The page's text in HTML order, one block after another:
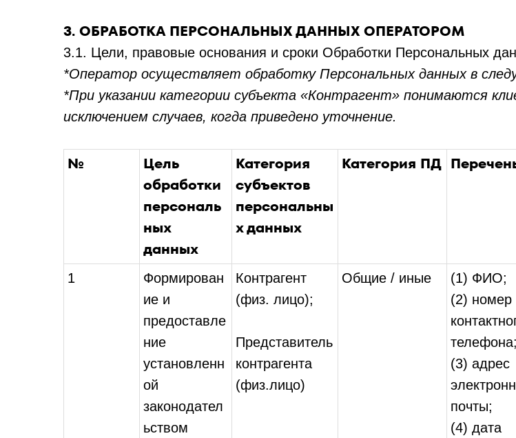
3. ОБРАБОТКА ПЕРСОНАЛЬНЫХ ДАННЫХ ОПЕРАТОРОМ
3.1. Цели, правовые основания и сроки Обработки Персональных
*Оператор осуществляет обработку Персональных данных в
*При указании категории субъекта «Контрагент» понимаются
исключением случаев, когда приведено уточнение.
№
Цель
обработки
персональ
ных
данных
Категория
субъектов
персональны
х данных
Категория ПД
1
Формирован
ие и
предоставле
ние
установленн
ой
законодател
ьством
Контрагент
(физ. лицо);
Представитель
контрагента
(физ.лицо)
Общие / иные
(1) ФИО;
(2) номер
телефона;
(3) адрес
почты;
(4) дата